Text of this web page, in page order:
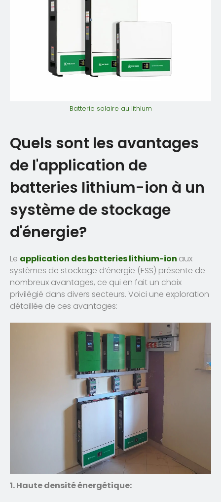
Batterie solaire au lithium
Quels sont les avantages
de l'application de
batteries lithium-ion à un
système de stockage
d'énergie?
Le application des batteries lithium-ion aux
systèmes de stockage d’énergie (ESS) présente de
nombreux avantages, ce qui en fait un choix
privilégié dans divers secteurs. Voici une exploration
détaillée de ces avantages:
1. Haute densité énergétique: